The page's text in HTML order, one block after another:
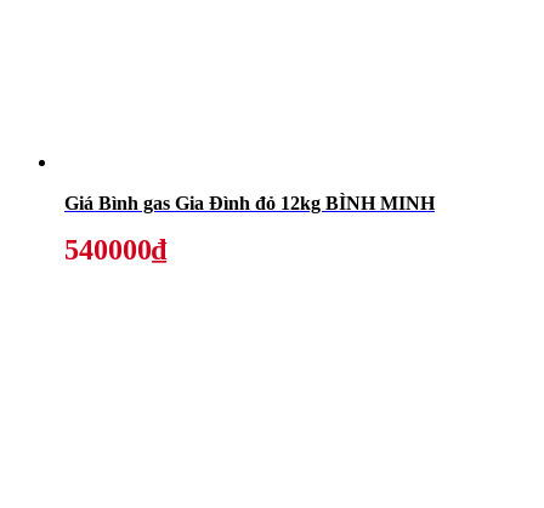
Giá Bình gas Gia Đình đỏ 12kg BÌNH MINH
540000₫